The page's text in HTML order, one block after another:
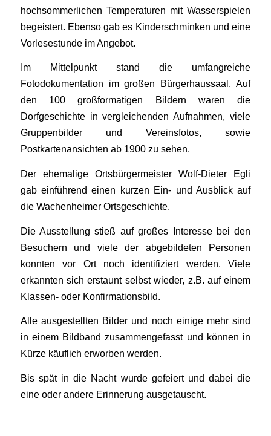
hochsommerlichen Temperaturen mit Wasserspielen
begeistert. Ebenso gab es Kinderschminken und eine
Vorlesestunde im Angebot.
Im Mittelpunkt stand die umfangreiche
Fotodokumentation im großen Bürgerhaussaal. Auf
den 100 großformatigen Bildern waren die
Dorfgeschichte in vergleichenden Aufnahmen, viele
Gruppenbilder und Vereinsfotos, sowie
Postkartenansichten ab 1900 zu sehen.
Der ehemalige Ortsbürgermeister Wolf-Dieter Egli
gab einführend einen kurzen Ein- und Ausblick auf
die Wachenheimer Ortsgeschichte.
Die Ausstellung stieß auf großes Interesse bei den
Besuchern und viele der abgebildeten Personen
konnten vor Ort noch identifiziert werden. Viele
erkannten sich erstaunt selbst wieder, z.B. auf einem
Klassen- oder Konfirmationsbild.
Alle ausgestellten Bilder und noch einige mehr sind
in einem Bildband zusammengefasst und können in
Kürze käuflich erworben werden.
Bis spät in die Nacht wurde gefeiert und dabei die
eine oder andere Erinnerung ausgetauscht.